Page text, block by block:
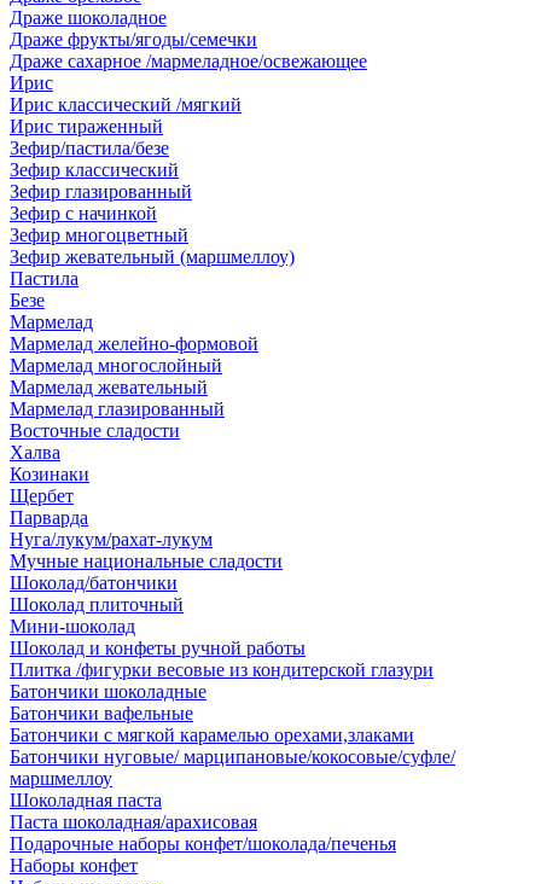
Драже шоколадное
Драже фрукты/ягоды/семечки
Драже сахарное /мармеладное/освежающее
Ирис
Ирис классический /мягкий
Ирис тираженный
Зефир/пастила/безе
Зефир классический
Зефир глазированный
Зефир с начинкой
Зефир многоцветный
Зефир жевательный (маршмеллоу)
Пастила
Безе
Мармелад
Мармелад желейно-формовой
Мармелад многослойный
Мармелад жевательный
Мармелад глазированный
Восточные сладости
Халва
Козинаки
Щербет
Парварда
Нуга/лукум/рахат-лукум
Мучные национальные сладости
Шоколад/батончики
Шоколад плиточный
Мини-шоколад
Шоколад и конфеты ручной работы
Плитка /фигурки весовые из кондитерской глазури
Батончики шоколадные
Батончики вафельные
Батончики с мягкой карамелью орехами,злаками
Батончики нуговые/ марципановые/кокосовые/суфле/
маршмеллоу
Шоколадная паста
Паста шоколадная/арахисовая
Подарочные наборы конфет/шоколада/печенья
Наборы конфет